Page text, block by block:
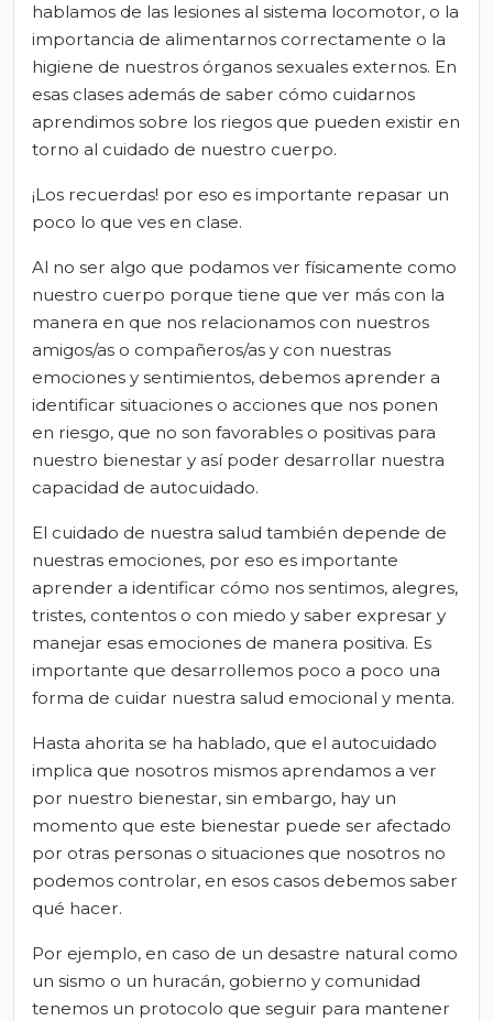
hablamos de las lesiones al sistema locomotor, o la
importancia de alimentarnos correctamente o la
higiene de nuestros órganos sexuales externos. En
esas clases además de saber cómo cuidarnos
aprendimos sobre los riegos que pueden existir en
torno al cuidado de nuestro cuerpo.
¡Los recuerdas! por eso es importante repasar un
poco lo que ves en clase.
Al no ser algo que podamos ver físicamente como
nuestro cuerpo porque tiene que ver más con la
manera en que nos relacionamos con nuestros
amigos/as o compañeros/as y con nuestras
emociones y sentimientos, debemos aprender a
identificar situaciones o acciones que nos ponen
en riesgo, que no son favorables o positivas para
nuestro bienestar y así poder desarrollar nuestra
capacidad de autocuidado.
El cuidado de nuestra salud también depende de
nuestras emociones, por eso es importante
aprender a identificar cómo nos sentimos, alegres,
tristes, contentos o con miedo y saber expresar y
manejar esas emociones de manera positiva. Es
importante que desarrollemos poco a poco una
forma de cuidar nuestra salud emocional y menta.
Hasta ahorita se ha hablado, que el autocuidado
implica que nosotros mismos aprendamos a ver
por nuestro bienestar, sin embargo, hay un
momento que este bienestar puede ser afectado
por otras personas o situaciones que nosotros no
podemos controlar, en esos casos debemos saber
qué hacer.
Por ejemplo, en caso de un desastre natural como
un sismo o un huracán, gobierno y comunidad
tenemos un protocolo que seguir para mantener